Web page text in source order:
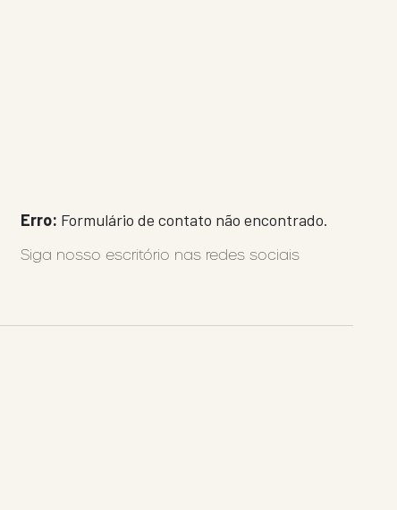
Erro: Formulário de contato não encontrado.
Siga nosso escritório nas redes sociais